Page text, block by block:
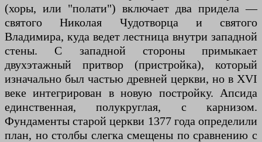
(хоры, или "полати") включает два придела —
святого Николая Чудотворца и святого
Владимира, куда ведет лестница внутри западной
стены. С западной стороны примыкает
двухэтажный притвор (пристройка), который
изначально был частью древней церкви, но в XVI
веке интегрирован в новую постройку. Апсида
единственная, полукруглая, с карнизом.
Фундаменты старой церкви 1377 года определили
план, но столбы слегка смещены по сравнению с